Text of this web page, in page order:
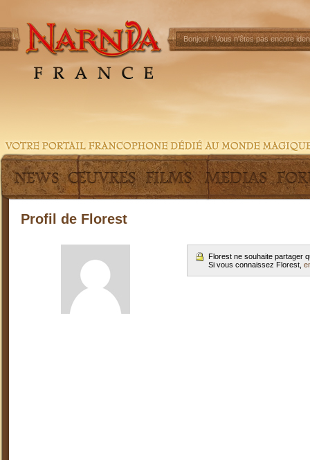
Bonjour !Vous n'êtes pas encore
Profil de Florest
Florest ne souhaite partager
Si vous connaissez Florest,